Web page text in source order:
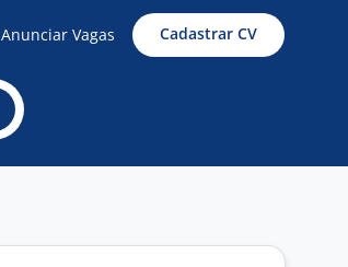
Anunciar Vagas Cadastrar CV